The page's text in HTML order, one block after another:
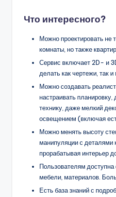
Что интересного?
Можно проектировать не
комнаты, но также
Сервис включает 2D- и
делать как чертежи, так
Можно создавать
настраивать планировку,
технику, даже мелкий
освещением (включая
Можно менять высоту
манипуляции с
прорабатывая интерьер
Пользователям
мебели, материалов.
Есть база знаний с